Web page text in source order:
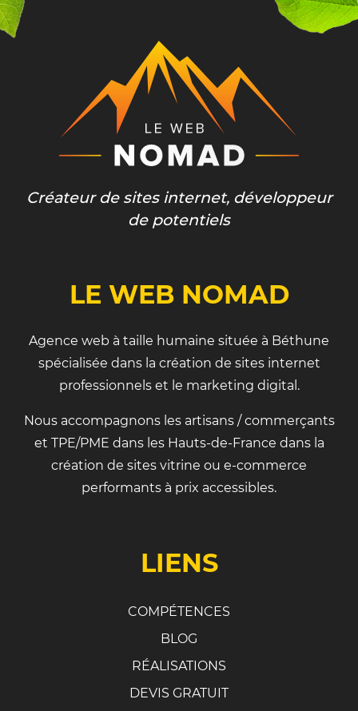
Créateur de sites internet, développeur
de potentiels
LE WEB NOMAD
Agence web à taille humaine située à Béthune
spécialisée dans la création de sites internet
professionnels et le marketing digital.
Nous accompagnons les artisans / commerçants
et TPE/PME dans les Hauts-de-France dans la
création de sites vitrine ou e-commerce
performants à prix accessibles.
LIENS
COMPÉTENCES
BLOG
RÉALISATIONS
DEVIS GRATUIT